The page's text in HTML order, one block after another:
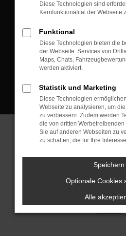
Kontakt:
Tel.: +49 3745
Fax: +49 3745
Mail: fj@jakob-
Cookie
© 2026 Jakob Trading GmbH |
Neustadt/Vogtland | fj@jakob-
Diese Technologien sind
Kernfunktionalität der Webseite
Funktional
Diese Technologien bieten die
der Webseite. Services von
Maps, Chats,
werden aktiviert.
Statistik und Marketing
Diese Technologien
Webseite zu analysieren, um
zu verbessern. Zudem werden
die von dritten
Sie auf anderen Webseiten zu
zu schalten, die für Ihre
Speichern
Optionale Cookies
Alle